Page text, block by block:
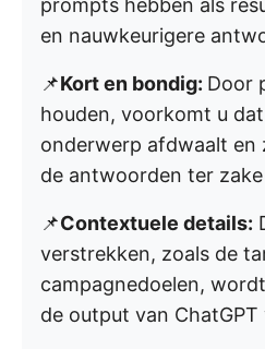
prompts hebben als
en nauwkeurigere
📌Kort en bondig: Door
houden, voorkomt u
onderwerp afdwaalt en
de antwoorden ter
📌Contextuele details:
verstrekken, zoals de
campagnedoelen,
de output van